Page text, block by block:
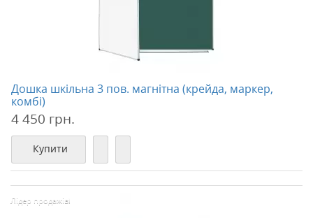
Дошка шкільна 3 пов. магнітна (крейда, маркер,
комбі)
4 450 грн.
Купити
Лідер продажів!